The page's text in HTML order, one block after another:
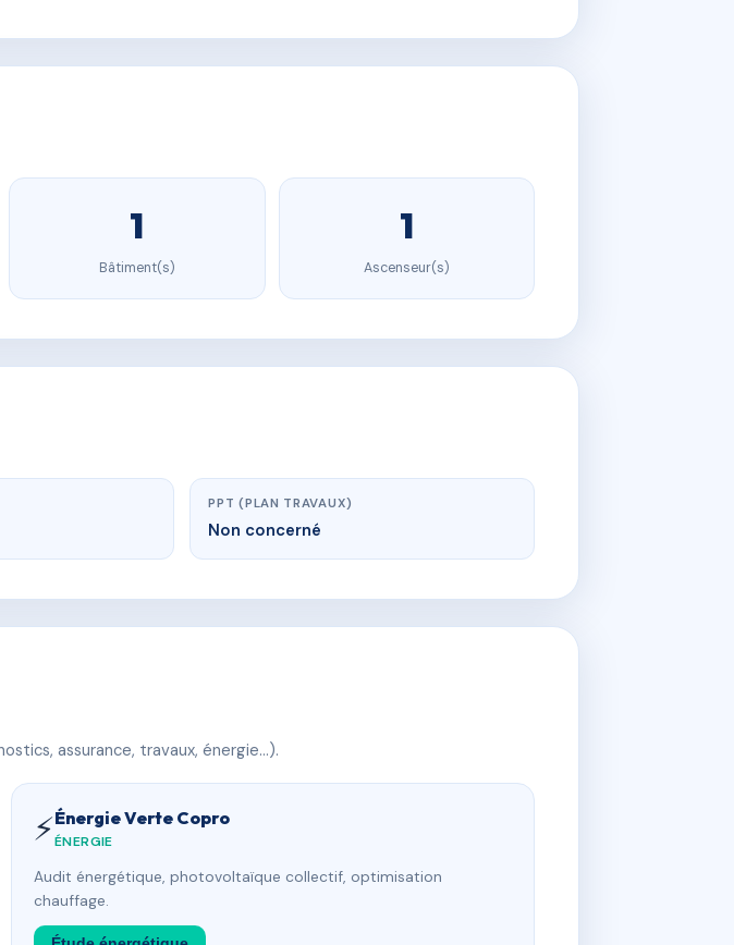
1
Bâtiment(s)
1
Ascenseur(s)
PPT (PLAN TRAVAUX)
Non concerné
assurance, travaux, énergie…).
⚡Énergie Verte Copro
ÉNERGIE
Audit énergétique, photovoltaïque collectif, optimisation
chauffage.